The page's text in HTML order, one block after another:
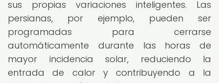
sus propias variaciones inteligentes. Las
persianas, por ejemplo, pueden ser
programadas para cerrarse
automáticamente durante las horas de
mayor incidencia solar, reduciendo la
entrada de calor y contribuyendo a la